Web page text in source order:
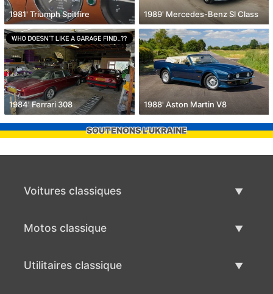
1981' Triumph Spitfire 1989' Mercedes-Benz Sl Class
1984' Ferrari 308 1988' Aston Martin V8
SOUTENONS L'UKRAINE
Voitures classiques
Motos classique
Utilitaires classique